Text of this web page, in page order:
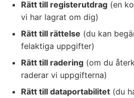
Rätt till registerutdrag (en
vi har lagrat om dig)
Rätt till rättelse (du kan
felaktiga uppgifter)
Rätt till radering (om du
raderar vi uppgifterna)
Rätt till dataportabilitet (du